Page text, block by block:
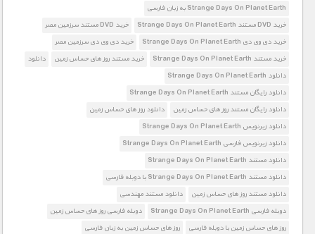
Strange Days On Planet Earth به زبان فارسی
خرید DVD مستند Strange Days On Planet Earth
خرید DVD مستند سرزمین مصر
خرید دی وی دی Strange Days On Planet Earth
خرید دی وی دی سرزمین مصر
خرید مستند Strange Days On Planet Earth
خرید مستند روز های حساس زمین
دانلود
دانلود Strange Days On Planet Earth
دانلود رایگان مستند Strange Days On Planet Earth
دانلود رایگان مستند روز های حساس زمین
دانلود روز های حساس زمین
دانلود زیرنویس Strange Days On Planet Earth
دانلود زیرنویس فارسی Strange Days On Planet Earth
دانلود مستند Strange Days On Planet Earth
دانلود مستند Strange Days On Planet Earth با دوبله فارسی
دانلود مستند روز های حساس زمین
دانلود مستند مهندسی
دوبله فارسی Strange Days On Planet Earth
دوبله فارسی روز های حساس زمین
روز های حساس زمین با دوبله فارسی
روز های حساس زمین به زبان فارسی